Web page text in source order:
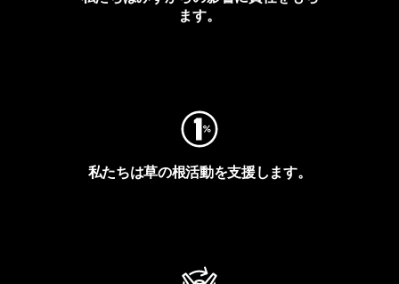
ます。
私たちは草の根活動を支援します。